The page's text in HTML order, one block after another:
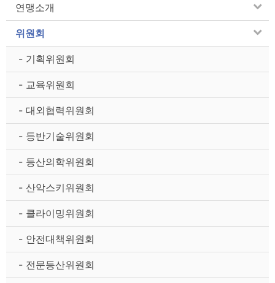
연맹소개
위원회
- 기획위원회
- 교육위원회
- 대외협력위원회
- 등반기술위원회
- 등산의학위원회
- 산악스키위원회
- 클라이밍위원회
- 안전대책위원회
- 전문등산위원회